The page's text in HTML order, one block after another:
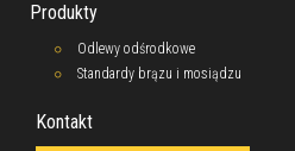
Produkty
Odlewy odśrodkowe
Standardy brązu i mosiądzu
Kontakt